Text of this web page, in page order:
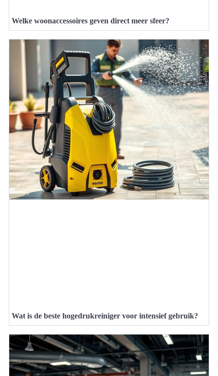
Welke woonaccessoires geven direct meer sfeer?
Wat is de beste hogedrukreiniger voor intensief gebruik?